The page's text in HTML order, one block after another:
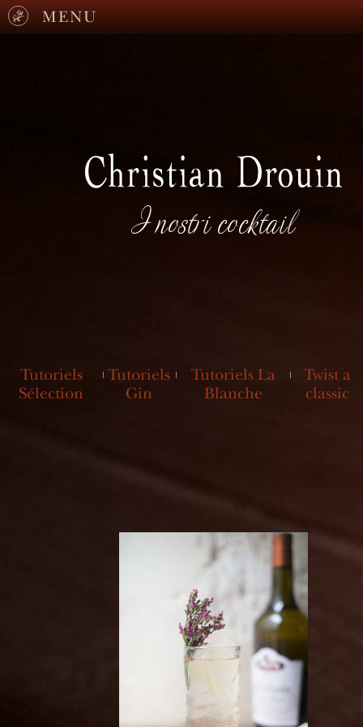
MENU
I nostri cocktail
Tutoriels
Sélection
Tutoriels
Gin
Tutoriels La
Blanche
Twist a
classic